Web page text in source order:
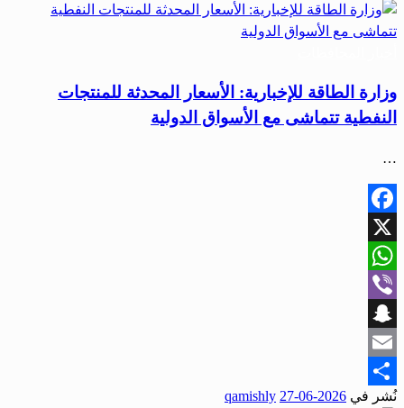
وزارة الطاقة للإخبارية: الأسعار المحدثة للمنتجات
النفطية تتماشى مع الأسواق الدولية
…
Facebook
X
WhatsApp
Viber
Snapchat
Email
Share
نُشر في 2026-06-27
qamishly